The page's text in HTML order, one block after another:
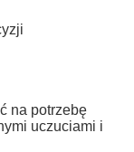
na potrzebę
uczuciami i